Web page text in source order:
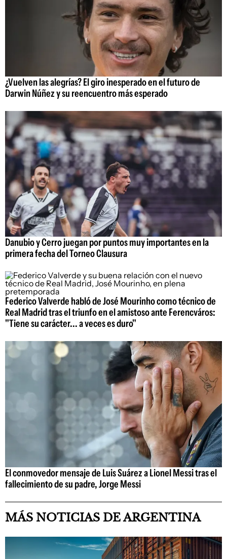
¿Vuelven las alegrías? El giro inesperado en el futuro de
Darwin Núñez y su reencuentro más esperado
Danubio y Cerro juegan por puntos muy importantes en la
primera fecha del Torneo Clausura
Federico Valverde habló de José Mourinho como técnico de
Real Madrid tras el triunfo en el amistoso ante Ferencváros:
"Tiene su carácter... a veces es duro"
El conmovedor mensaje de Luis Suárez a Lionel Messi tras el
fallecimiento de su padre, Jorge Messi
MÁS NOTICIAS DE ARGENTINA